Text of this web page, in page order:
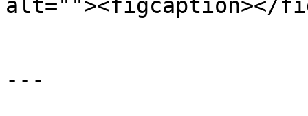
alt=""><figcaption></
---